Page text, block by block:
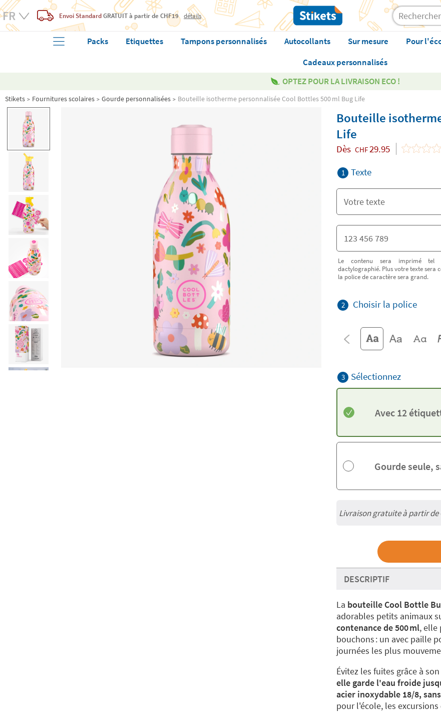
Envoi StandardGRATUITà partir de CHF19 détails
Packs Etiquettes Tampons personnalisés Autocollants Sur mesure Pour
Cadeaux personnalisés
OPTEZ POUR LA LIVRAISON ECO !
Stikets Fournitures scolaires Gourde personnalisées Bouteille isotherme personnalisée Cool Bottles 500 ml Bug Life
Bouteille
Life
Dès CHF29.95
1 Texte
Le contenu sera imprimé tel
dactylographié. Plus votre texte sera
la police de caractère sera grand.
2 Choisir la police
3 Sélectionnez
Avec 12
Gourde seule,
Livraison gratuite à partir de
DESCRIPTIF
La bouteille Cool Bottle
adorables petits animaux
contenance de 500 ml, elle
bouchons : un avec paille
journées les plus
Évitez les fuites grâce à son
elle garde l'eau froide
acier inoxydable 18/8,
pour l'école, les